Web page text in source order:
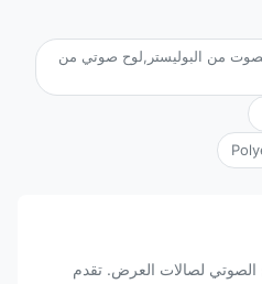
البوليستر,لوح صوتي من
لصالات العرض. تقدم